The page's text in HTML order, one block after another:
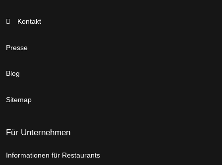
Kontakt
Presse
Blog
Sitemap
Für Unternehmen
Informationen für Restaurants